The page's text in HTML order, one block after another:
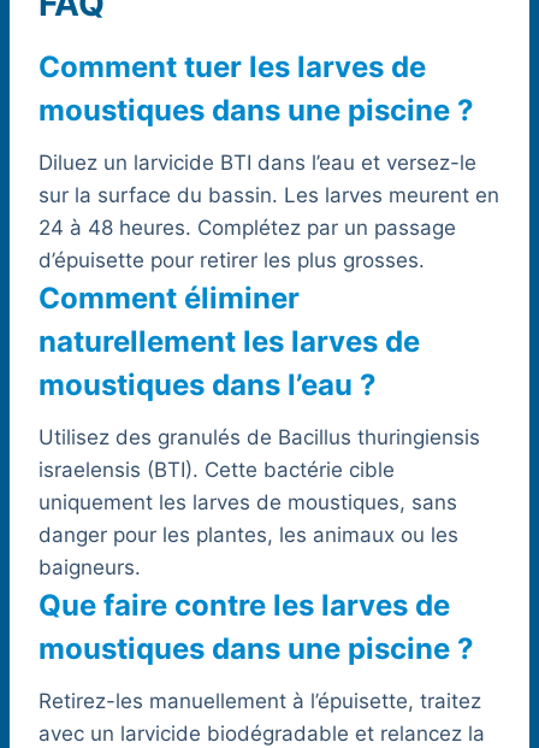
Comment tuer les larves de
moustiques dans une piscine ?
Diluez un larvicide BTI dans l’eau et versez-le
sur la surface du bassin. Les larves meurent en
24 à 48 heures. Complétez par un passage
d’épuisette pour retirer les plus grosses.
Comment éliminer
naturellement les larves de
moustiques dans l’eau ?
Utilisez des granulés de Bacillus thuringiensis
israelensis (BTI). Cette bactérie cible
uniquement les larves de moustiques, sans
danger pour les plantes, les animaux ou les
baigneurs.
Que faire contre les larves de
moustiques dans une piscine ?
Retirez-les manuellement à l’épuisette, traitez
avec un larvicide biodégradable et relancez la